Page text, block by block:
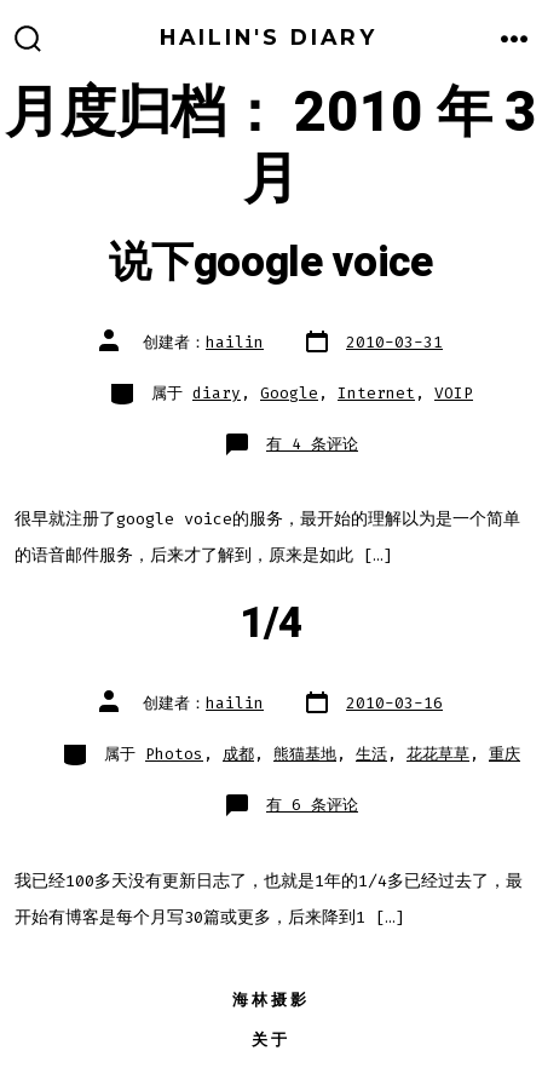
容
开
关
HAILIN'S DIARY
月度归档： 2010 年 3
月
说下google voice
文
章 创建者： hailin 文
章
2010-03-31
类
别 属于 diary , Google , Internet , VOIP
说
下
有 4 条评论
很早就注册了google voice的服务，最开始的理解以为是一个简单
的语音邮件服务，后来才了解到，原来是如此 […]
1/4
文
章 创建者： hailin 文
章
2010-03-16
类
别 属于 Photos , 成都, 熊猫基地, 生活, 花花草草, 重庆
1/4
有 6 条评论
我已经100多天没有更新日志了，也就是1年的1/4多已经过去了，最
开始有博客是每个月写30篇或更多，后来降到1 […]
海林摄影
关于